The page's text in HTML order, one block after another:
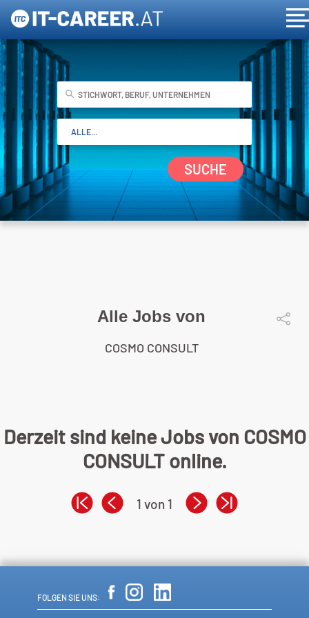
SUCHE
Alle Jobs von
COSMO CONSULT
Derzeit sind keine Jobs von COSMO
CONSULT online.
1 von 1
FOLGEN SIE UNS: